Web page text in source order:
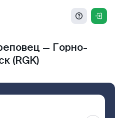
— Горно-
(RGK)